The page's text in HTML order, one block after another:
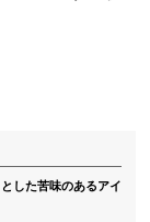
した苦味のあるアイ